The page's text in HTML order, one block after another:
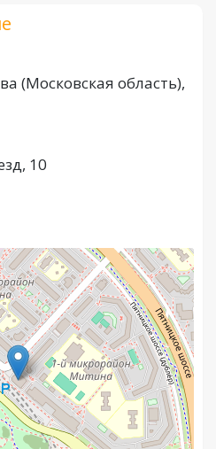
(Московская область),
10